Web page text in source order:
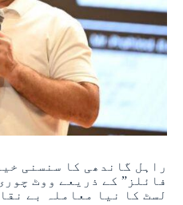
راہل گاندھی کا سنسنی
فائلز” کے ذریعے ووٹ
لسٹ کا نیا معاملہ بے